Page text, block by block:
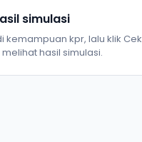
simulasi
kemampuan kpr, lalu klik Cek
hasil simulasi.